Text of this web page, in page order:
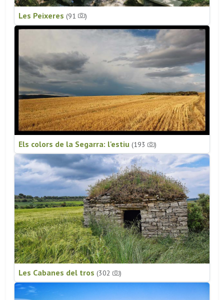
Les Peixeres (91 )
Els colors de la Segarra: l'estiu (193 )
Les Cabanes del tros (302 )